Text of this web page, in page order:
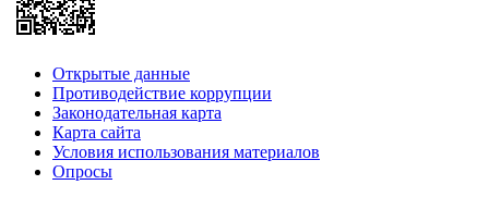
Открытые данные
Противодействие коррупции
Законодательная карта
Карта сайта
Условия использования материалов
Опросы